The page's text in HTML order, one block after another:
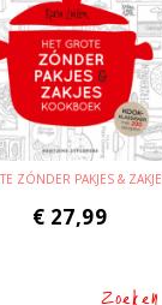
ZÓNDER PAKJES &
€ 27,99